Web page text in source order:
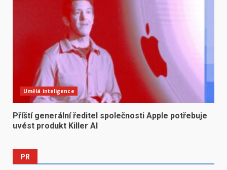
Umělá inteligence
Příští generální ředitel společnosti Apple potřebuje
uvést produkt Killer AI
PR